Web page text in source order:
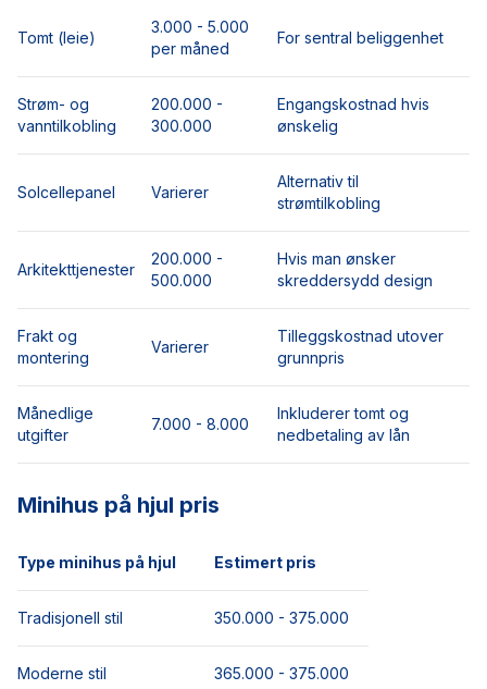
Tomt (leie)
3.000 - 5.000
per måned
For sentral beliggenhet
Strøm- og
vanntilkobling
200.000 -
300.000
Engangskostnad hvis
ønskelig
Solcellepanel Varierer
Alternativ til
strømtilkobling
Arkitekttjenester
200.000 -
500.000
Hvis man ønsker
skreddersydd design
Frakt og
montering
Varierer
Tilleggskostnad utover
grunnpris
Månedlige
utgifter
7.000 - 8.000
Inkluderer tomt og
nedbetaling av lån
Minihus på hjul pris
Type minihus på hjul Estimert pris
Tradisjonell stil 350.000 - 375.000
Moderne stil 365.000 - 375.000